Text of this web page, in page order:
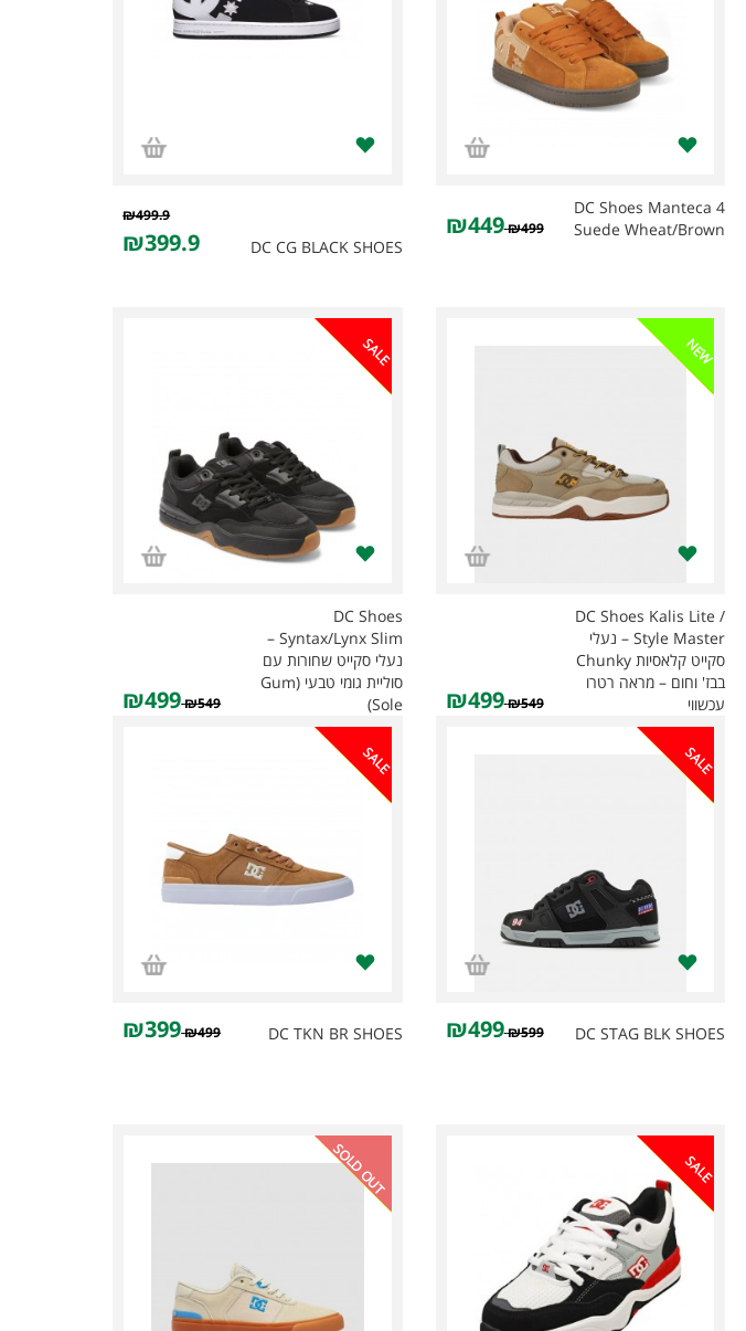
DC Shoes Manteca 4
Suede Wheat/Brown
₪499
₪449
DC CG BLACK SHOES
₪499.9
₪399.9
NEW
DC Shoes Kalis Lite /
Style Master – נעלי
סקייט קלאסיות Chunky
בבז' וחום – מראה רטרו
עכשווי
₪549
₪499
SALE
DC Shoes
Syntax/Lynx Slim –
נעלי סקייט שחורות עם
סוליית גומי טבעי (Gum
Sole)
₪549
₪499
SALE
DC STAG BLK SHOES
₪599
₪499
SALE
DC TKN BR SHOES
₪499
₪399
SALE
SOLD OUT